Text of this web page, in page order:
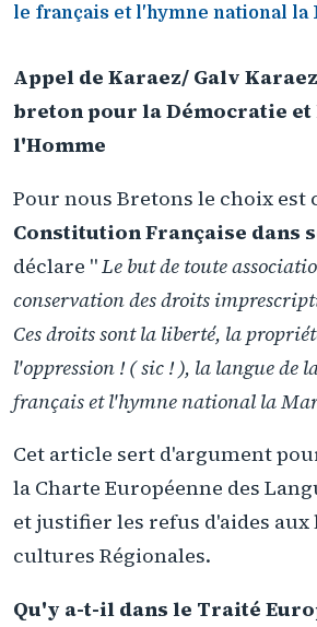
le français et l'hymne national la
Appel de Karaez/ Galv
breton pour la Démocratie
l'Homme
Pour nous Bretons le choix est
Constitution Française dans
déclare "Le but de toute
conservation des droits
Ces droits sont la liberté, la
l'oppression ! ( sic ! ), la langue de
français et l'hymne national la
Cet article sert d'argument
la Charte Européenne des
et justifier les refus d'aides aux
cultures Régionales.
Qu'y a-t-il dans le Traité